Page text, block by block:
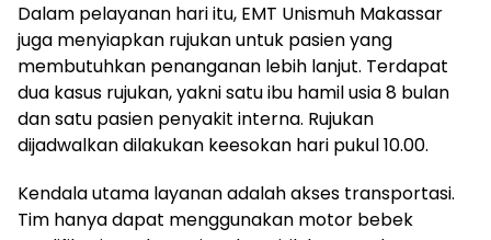
Dalam pelayanan hari itu, EMT Unismuh Makassar
juga menyiapkan rujukan untuk pasien yang
membutuhkan penanganan lebih lanjut. Terdapat
dua kasus rujukan, yakni satu ibu hamil usia 8 bulan
dan satu pasien penyakit interna. Rujukan
dijadwalkan dilakukan keesokan hari pukul 10.00.
Kendala utama layanan adalah akses transportasi.
Tim hanya dapat menggunakan motor bebek